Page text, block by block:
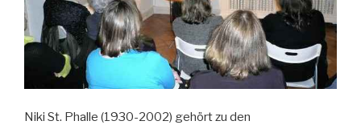
Niki St. Phalle (1930-2002) gehört zu den